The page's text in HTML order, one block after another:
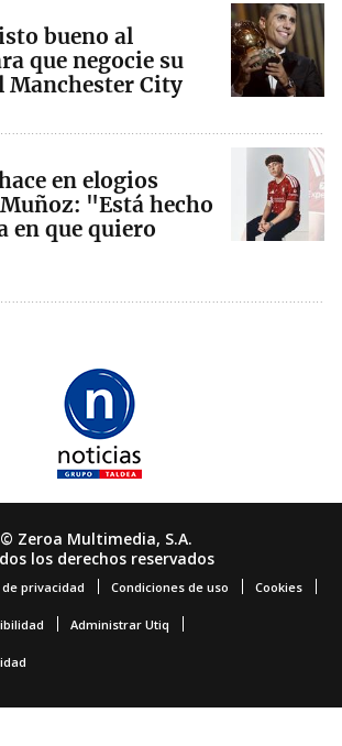
bueno al
que negocie su
Manchester City
en elogios
"Está hecho
en que quiero
© Zeroa Multimedia, S.A.
los derechos reservados
privacidad Condiciones de uso Cookies
Administrar Utiq